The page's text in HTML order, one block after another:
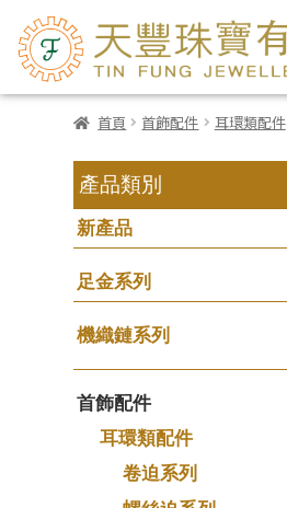
首頁 首飾配件 耳環類配件
產品類別
新產品
足金系列
機織鏈系列
珠仔鏈
镶口链
管狀網鏈
十字鏈系列
首飾配件
耳環類配件
卷迫系列